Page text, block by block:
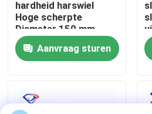
Kwaliteitscontrole
Contacteer ons
nieuws
hardheid harswiel
Hoge scherpte
Diameter 150 mm
Ontworpen voor
langdurige prestaties
bij snijden en slijpen
Aanvraag sturen